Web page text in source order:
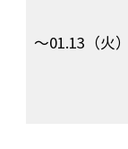
〜01.13（火）